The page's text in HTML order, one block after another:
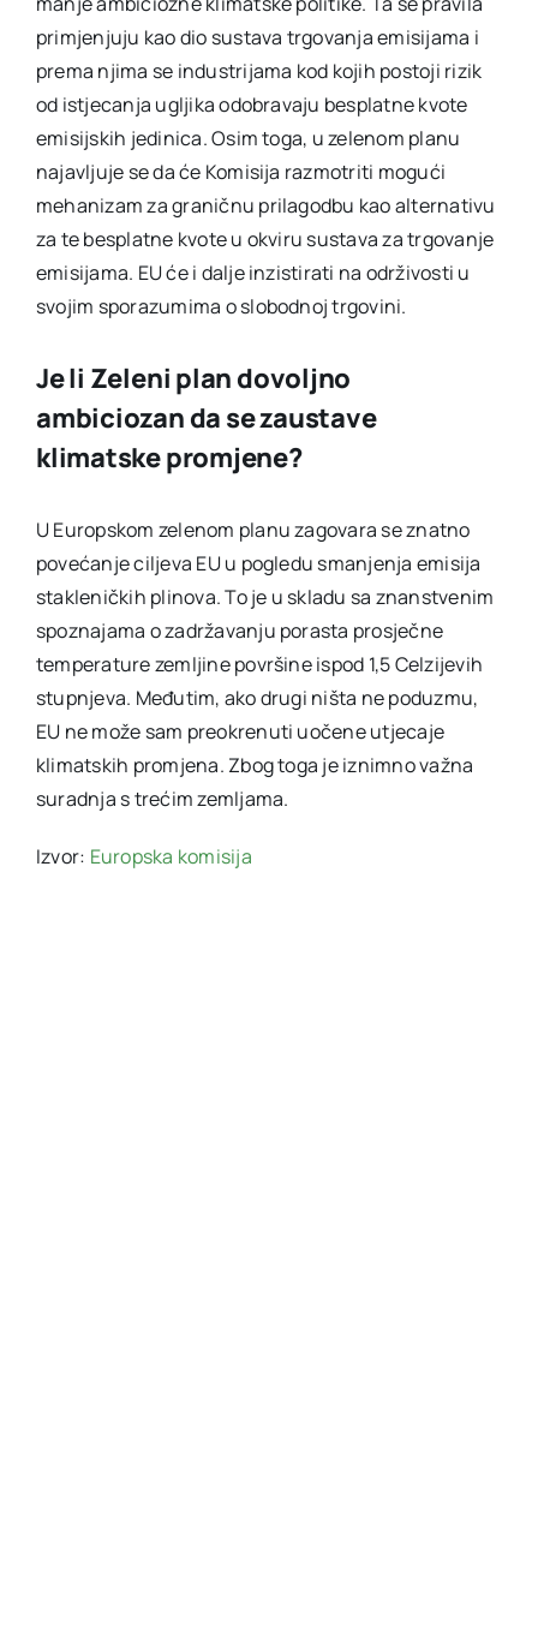
primjenjuju kao dio sustava trgovanja emisijama i
prema njima se industrijama kod kojih postoji rizik
od istjecanja ugljika odobravaju besplatne kvote
emisijskih jedinica. Osim toga, u zelenom planu
najavljuje se da će Komisija razmotriti mogući
mehanizam za graničnu prilagodbu kao alternativu
za te besplatne kvote u okviru sustava za trgovanje
emisijama. EU će i dalje inzistirati na održivosti u
svojim sporazumima o slobodnoj trgovini.
Je li Zeleni plan dovoljno
ambiciozan da se zaustave
klimatske promjene?
U Europskom zelenom planu zagovara se znatno
povećanje ciljeva EU u pogledu smanjenja emisija
stakleničkih plinova. To je u skladu sa znanstvenim
spoznajama o zadržavanju porasta prosječne
temperature zemljine površine ispod 1,5 Celzijevih
stupnjeva. Međutim, ako drugi ništa ne poduzmu,
EU ne može sam preokrenuti uočene utjecaje
klimatskih promjena. Zbog toga je iznimno važna
suradnja s trećim zemljama.
Izvor: Europska komisija